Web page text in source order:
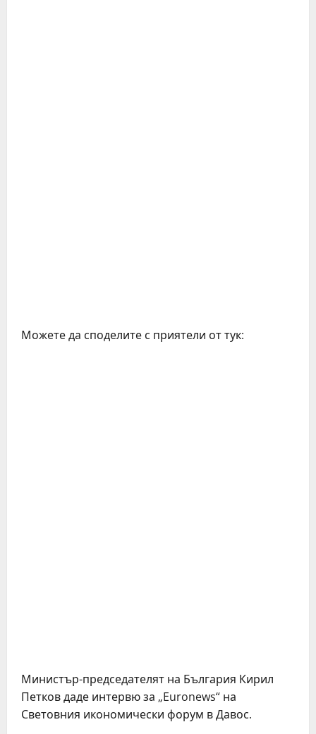
Можете да споделите с приятели от тук:
Министър-председателят на България Кирил
Петков даде интервю за „Euronews“ на
Световния икономически форум в Давос.